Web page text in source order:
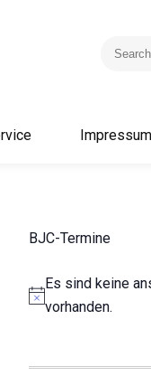
Impressum
BJC-Termine
H
Es sind keine
vorhanden.